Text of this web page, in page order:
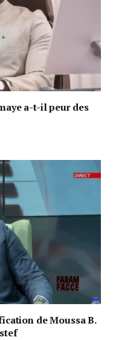
a-t-il peur des
de Moussa B.